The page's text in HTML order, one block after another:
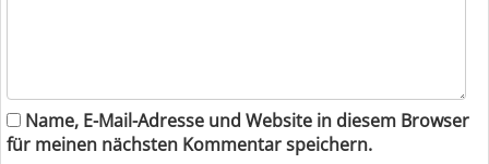
Name, E-Mail-Adresse und Website in diesem Browser
für meinen nächsten Kommentar speichern.